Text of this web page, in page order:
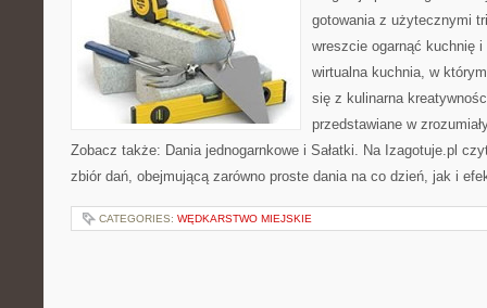
gotowania z użytecznymi
wreszcie ogarnąć kuchnię
wirtualna kuchnia, w
się z kulinarna
przedstawiane w
Zobacz także: Dania jednogarnkowe i Sałatki. Na Izagotuje.pl
zbiór dań, obejmującą zarówno proste dania na co dzień, jak i
CATEGORIES: WĘDKARSTWO MIEJSKIE